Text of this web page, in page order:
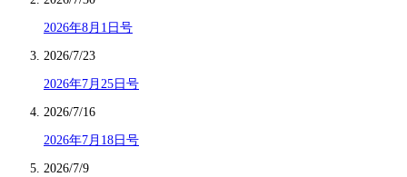
2026年8月1日号
2026/7/23
2026年7月25日号
2026/7/16
2026年7月18日号
2026/7/9